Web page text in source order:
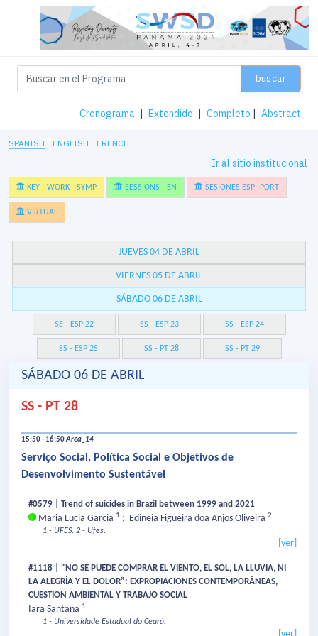
buscar
Cronograma | Extendido | Completo | Abstract
SPANISH ENGLISH FRENCH
Ir al sitio institucional
KEY - WORK - SYMP SESSIONS - EN SESIONES ESP- PORT
VIRTUAL
JUEVES 04 DE ABRIL
VIERNES 05 DE ABRIL
SÁBADO 06 DE ABRIL
SS - ESP 22 SS - ESP 23 SS - ESP 24
SS - ESP 25 SS - PT 28 SS - PT 29
SÁBADO 06 DE ABRIL
SS - PT 28
15:50 - 16:50Area_14
Serviço Social, Política Social e Objetivos de
Desenvolvimento Sustentável
#0579 | Trend of suicides in Brazil between 1999 and 2021
Maria Lucia Garcia 1 ; Edineia Figueira doa Anjos Oliveira 2
1 - UFES. 2 - Ufes.
[ver]
#1118 | "NO SE PUEDE COMPRAR EL VIENTO, EL SOL, LA LLUVIA, NI
LA ​​ALEGRÍA Y EL DOLOR”: EXPROPIACIONES CONTEMPORÁNEAS,
CUESTION AMBIENTAL Y TRABAJO SOCIAL
Iara Santana 1
1 - Universidade Estadual do Ceará.